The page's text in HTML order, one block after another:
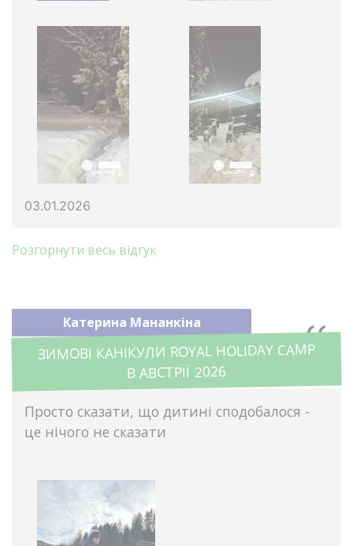
03.01.2026
Розгорнути весь відгук
ЗИМОВІ КАНІКУЛИ ROYAL HOLIDAY CAMP
В АВСТРІЇ 2026
Просто сказати, що дитині сподобалося -
це нічого не сказати
Катерина Мананкіна